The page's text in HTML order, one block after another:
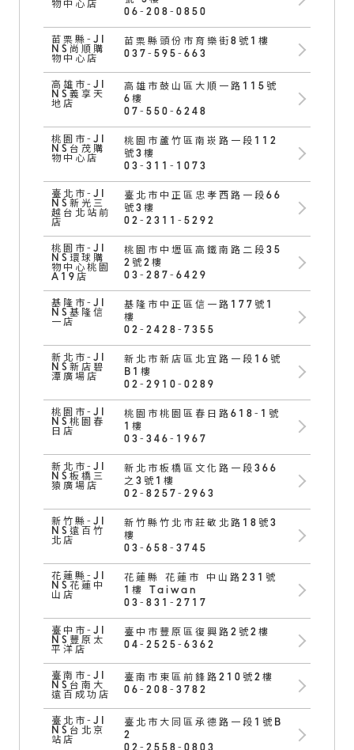
物中心店
06-208-0850
苗栗縣-JI
NS尚順購
物中心店
苗栗縣頭份市育樂街8號1樓
037-595-663
高雄市-JI
NS義享天
地店
高雄市鼓山區大順一路115號
6樓
07-550-6248
桃園市-JI
NS台茂購
物中心店
桃園市蘆竹區南崁路一段112
號3樓
03-311-1073
臺北市-JI
NS新光三
越台北站前
店
臺北市中正區忠孝西路一段66
號3樓
02-2311-5292
桃園市-JI
NS環球購
物中心桃園
A19店
桃園市中壢區高鐵南路二段35
2號2樓
03-287-6429
基隆市-JI
NS基隆信
一店
基隆市中正區信一路177號1
樓
02-2428-7355
新北市-JI
NS新店碧
潭廣場店
新北市新店區北宜路一段16號
B1樓
02-2910-0289
桃園市-JI
NS桃園春
日店
桃園市桃園區春日路618-1號
1樓
03-346-1967
新北市-JI
NS板橋三
猿廣場店
新北市板橋區文化路一段366
之3號1樓
02-8257-2963
新竹縣-JI
NS遠百竹
北店
新竹縣竹北市莊敬北路18號3
樓
03-658-3745
花蓮縣-JI
NS花蓮中
山店
花蓮縣 花蓮市 中山路231號
1樓 Taiwan
03-831-2717
臺中市-JI
NS豐原太
平洋店
臺中市豐原區復興路2號2樓
04-2525-6362
臺南市-JI
NS台南大
遠百成功店
臺南市東區前鋒路210號2樓
06-208-3782
臺北市-JI
NS台北京
站店
臺北市大同區承德路一段1號B
2